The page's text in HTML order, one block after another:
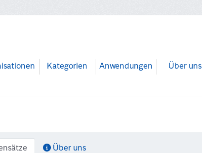
Kategorien Anwendungen Über uns
Über uns